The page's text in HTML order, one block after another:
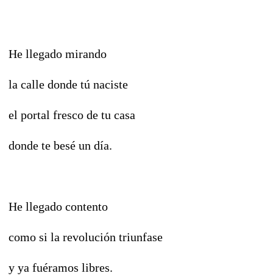
He llegado mirando
la calle donde tú naciste
el portal fresco de tu casa
donde te besé un día.
He llegado contento
como si la revolución triunfase
y ya fuéramos libres.